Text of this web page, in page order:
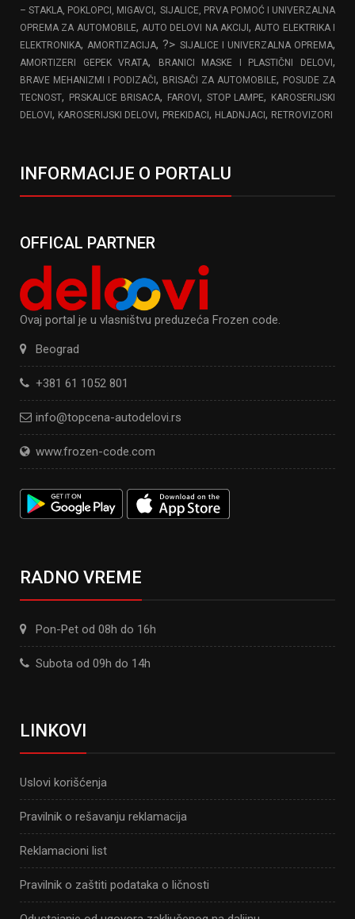
– STAKLA, POKLOPCI, MIGAVCI, SIJALICE, PRVA POMOĆ I UNIVERZALNA
OPREMA ZA AUTOMOBILE,AUTO DELOVI NA AKCIJI,AUTO ELEKTRIKA I
ELEKTRONIKA,AMORTIZACIJA, ?> SIJALICE I UNIVERZALNA OPREMA,
AMORTIZERI GEPEK VRATA, BRANICI MASKE I PLASTIČNI DELOVI,
BRAVE MEHANIZMI I PODIZAČI , BRISAČI ZA AUTOMOBILE, POSUDE ZA
TECNOST, PRSKALICE BRISACA, FAROVI, STOP LAMPE,
KAROSERIJSKI
DELOVI , KAROSERIJSKI DELOVI , PREKIDACI , HLADNJACI , RETROVIZORI
INFORMACIJE O PORTALU
OFFICAL PARTNER
Ovaj portal je u vlasništvu preduzeća Frozen code.
Beograd
+381 61 1052 801
info@topcena-autodelovi.rs
www.frozen-code.com
RADNO VREME
Pon-Pet od 08h do 16h
Subota od 09h do 14h
LINKOVI
Uslovi korišćenja
Pravilnik o rešavanju reklamacija
Reklamacioni list
Pravilnik o zaštiti podataka o ličnosti